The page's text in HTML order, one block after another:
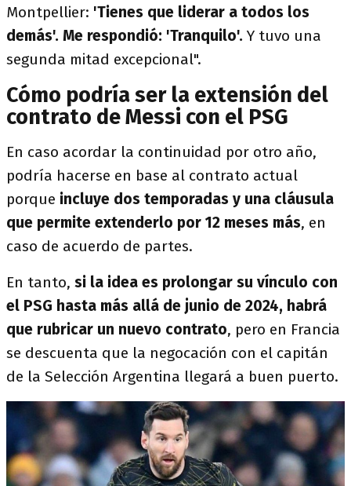
Montpellier: 'Tienes que liderar a todos los
demás'. Me respondió: 'Tranquilo'. Y tuvo una
segunda mitad excepcional".
Cómo podría ser la extensión del
contrato de Messi con el PSG
En caso acordar la continuidad por otro año,
podría hacerse en base al contrato actual
porque incluye dos temporadas y una cláusula
que permite extenderlo por 12 meses más, en
caso de acuerdo de partes.
En tanto, si la idea es prolongar su vínculo con
el PSG hasta más allá de junio de 2024, habrá
que rubricar un nuevo contrato, pero en Francia
se descuenta que la negocación con el capitán
de la Selección Argentina llegará a buen puerto.